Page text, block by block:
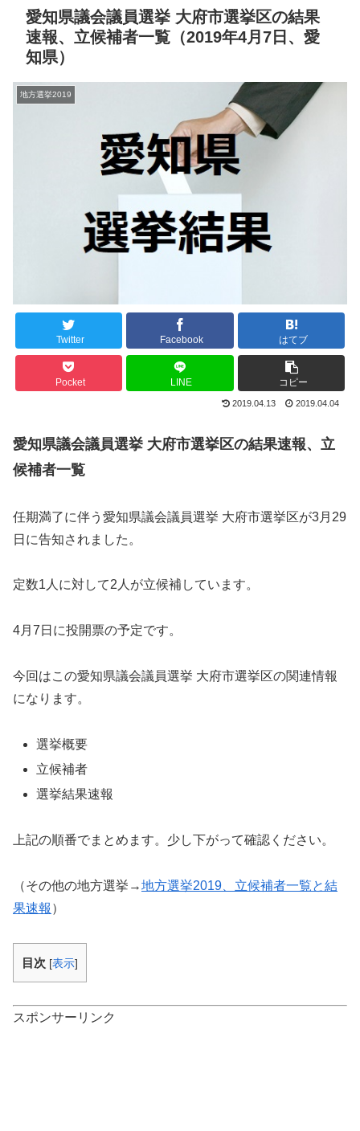
愛知県議会議員選挙 大府市選挙区の結果
速報、立候補者一覧（2019年4月7日、愛
知県）
地方選挙2019
Twitter Facebook はてブ
Pocket LINE コピー
2019.04.13 2019.04.04
愛知県議会議員選挙 大府市選挙区の結果速報、立
候補者一覧
任期満了に伴う愛知県議会議員選挙 大府市選挙区が3月29
日に告知されました。
定数1人に対して2人が立候補しています。
4月7日に投開票の予定です。
今回はこの愛知県議会議員選挙 大府市選挙区の関連情報
になります。
選挙概要
立候補者
選挙結果速報
上記の順番でまとめます。少し下がって確認ください。
（その他の地方選挙→地方選挙2019、立候補者一覧と結
果速報 ）
目次 [表示]
スポンサーリンク